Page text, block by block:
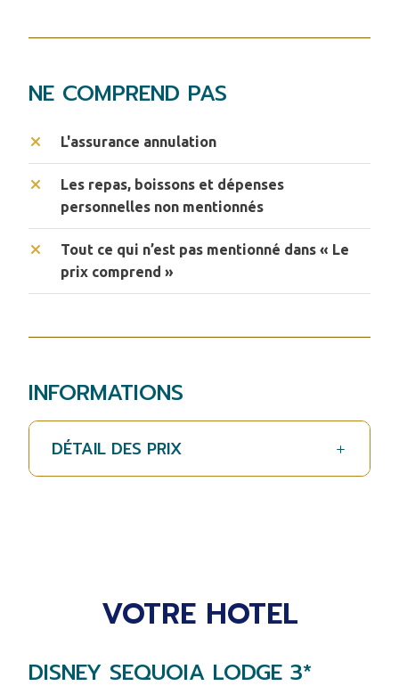
NE COMPREND PAS
L'assurance annulation
Les repas, boissons et dépenses
personnelles non mentionnés
Tout ce qui n’est pas mentionné dans « Le
prix comprend »
INFORMATIONS
DÉTAIL DES PRIX
VOTRE HOTEL
DISNEY SEQUOIA LODGE 3*